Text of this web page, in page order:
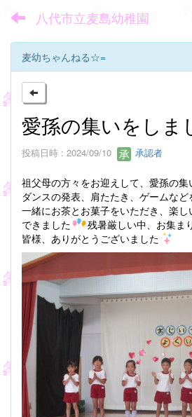
八代市立麦島幼稚園
麦幼ちゃんねる☆=
愛孫の集いをしま
投稿日時 : 2024/09/10 承認者
祖父母の方々をお迎えして、愛孫の集
ダンスの発表、肩たたき、ゲームなど
一緒にお茶とお菓子をいただき、楽
できました
残暑厳しい中、お集ま
皆様、ありがとうございました